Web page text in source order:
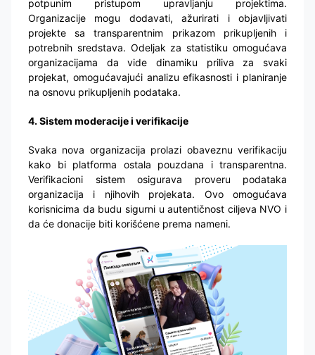
potpunim pristupom upravljanju projektima.
Organizacije mogu dodavati, ažurirati i objavljivati
projekte sa transparentnim prikazom prikupljenih i
potrebnih sredstava. Odeljak za statistiku omogućava
organizacijama da vide dinamiku priliva za svaki
projekat, omogućavajući analizu efikasnosti i planiranje
na osnovu prikupljenih podataka.
4. Sistem moderacije i verifikacije
Svaka nova organizacija prolazi obaveznu verifikaciju
kako bi platforma ostala pouzdana i transparentna.
Verifikacioni sistem osigurava proveru podataka
organizacija i njihovih projekata. Ovo omogućava
korisnicima da budu sigurni u autentičnost ciljeva NVO i
da će donacije biti korišćene prema nameni.